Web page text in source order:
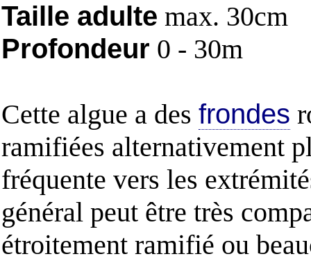
Taille adulte max. 30cm
Profondeur 0 - 30m
Cette algue a des frondes
ramifiées alternativement
fréquente vers les
général peut être très
étroitement ramifié ou